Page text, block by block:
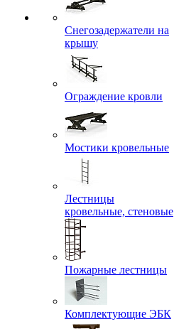
Снегозадержатели на
крышу
Ограждение кровли
Мостики кровельные
Лестницы
кровельные, стеновые
Пожарные лестницы
Комплектующие ЭБК